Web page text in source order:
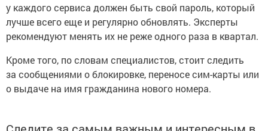
у каждого сервиса должен быть свой пароль, который
лучше всего еще и регулярно обновлять. Эксперты
рекомендуют менять их не реже одного раза в квартал.
Кроме того, по словам специалистов, стоит следить
за сообщениями о блокировке, переносе сим-карты или
о выдаче на имя гражданина нового номера.